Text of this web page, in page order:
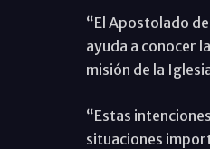
“El Apostolado
ayuda a conocer
misión de la
“Estas
situaciones